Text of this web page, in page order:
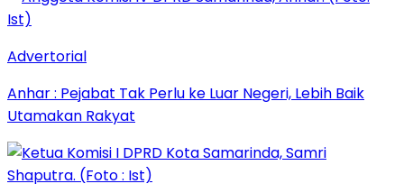
Advertorial
Anhar : Pejabat Tak Perlu ke Luar Negeri, Lebih Baik
Utamakan Rakyat